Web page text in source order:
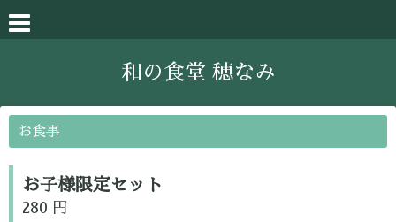
和の食堂 穂なみ
お食事
お子様限定セット
280 円